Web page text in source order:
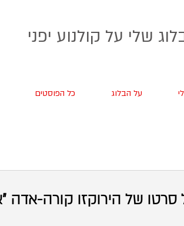
על הבלוג כל הפוסטים
של הירוקזו קורה-אדה